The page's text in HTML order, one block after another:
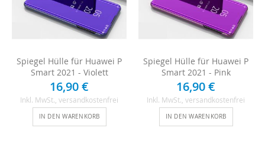
Spiegel Hülle für Huawei P
Smart 2021 - Violett
16,90 €
Inkl. MwSt., versandkostenfrei
IN DEN WARENKORB
Spiegel Hülle für Huawei P
Smart 2021 - Pink
16,90 €
Inkl. MwSt., versandkostenfrei
IN DEN WARENKORB